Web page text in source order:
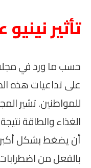
تأثير
حسب ما ورد في
على تداعيات هذه
للمواطنين. تشير
الغذاء والطاقة
أن يضغط بشكل
بالفعل من